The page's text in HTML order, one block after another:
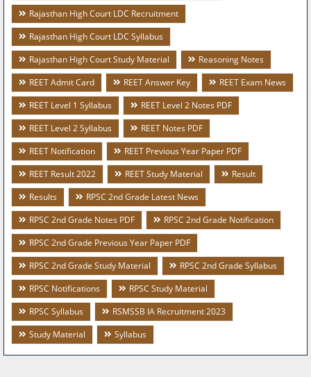
Rajasthan High Court LDC Recruitment
Rajasthan High Court LDC Syllabus
Rajasthan High Court Study Material
Reasoning Notes
REET Admit Card
REET Answer Key
REET Exam News
REET Level 1 Syllabus
REET Level 2 Notes PDF
REET Level 2 Syllabus
REET Notes PDF
REET Notification
REET Previous Year Paper PDF
REET Result 2022
REET Study Material
Result
Results
RPSC 2nd Grade Latest News
RPSC 2nd Grade Notes PDF
RPSC 2nd Grade Notification
RPSC 2nd Grade Previous Year Paper PDF
RPSC 2nd Grade Study Material
RPSC 2nd Grade Syllabus
RPSC Notifications
RPSC Study Material
RPSC Syllabus
RSMSSB IA Recruitment 2023
Study Material
Syllabus